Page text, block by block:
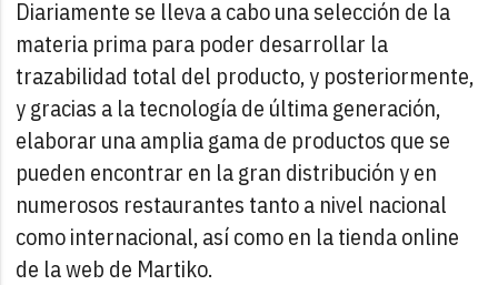
Diariamente se lleva a cabo una selección de la
materia prima para poder desarrollar la
trazabilidad total del producto, y posteriormente,
y gracias a la tecnología de última generación,
elaborar una amplia gama de productos que se
pueden encontrar en la gran distribución y en
numerosos restaurantes tanto a nivel nacional
como internacional, así como en la tienda online
de la web de Martiko.